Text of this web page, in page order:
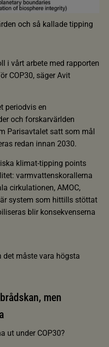
och så kallade tipping
i vårt arbete med rapporten
COP30, säger Avit
periodvis en
och forskarvärlden
Parisavtalet satt som mål
redan innan 2030.
klimat-tipping points
varmvattenskorallerna
cirkulationen, AMOC,
system som hittills stöttat
blir konsekvenserna
det måste vara högsta
men
ut under COP30?